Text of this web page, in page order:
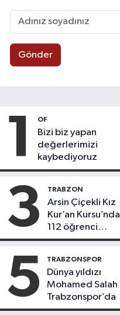
Gönder
1 OF
Bizi biz yapan
değerlerimizi
kaybediyoruz
3 TRABZON
Arsin Çiçekli Kız
Kur’an Kursu’nda
112 öğrenci
icazet aldı
5 TRABZONSPOR
Dünya yıldızı
Mohamed Salah
Trabzonspor’da